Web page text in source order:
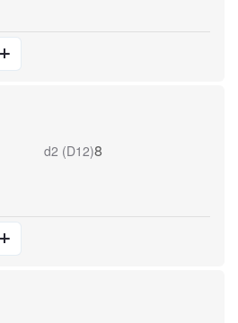
d2 (D12)8